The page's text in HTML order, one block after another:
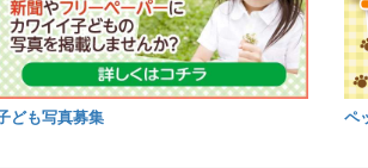
ども写真募集 ペ